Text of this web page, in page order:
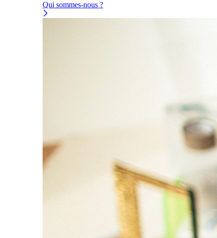
Qui sommes-nous ?